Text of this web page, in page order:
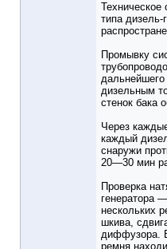
типа
Промывку
дизельным
стенок бака
Через
каждый
снаружи
20—30 мин
Проверка
генератора
нескольких
шкива,
диффузора.
ремня